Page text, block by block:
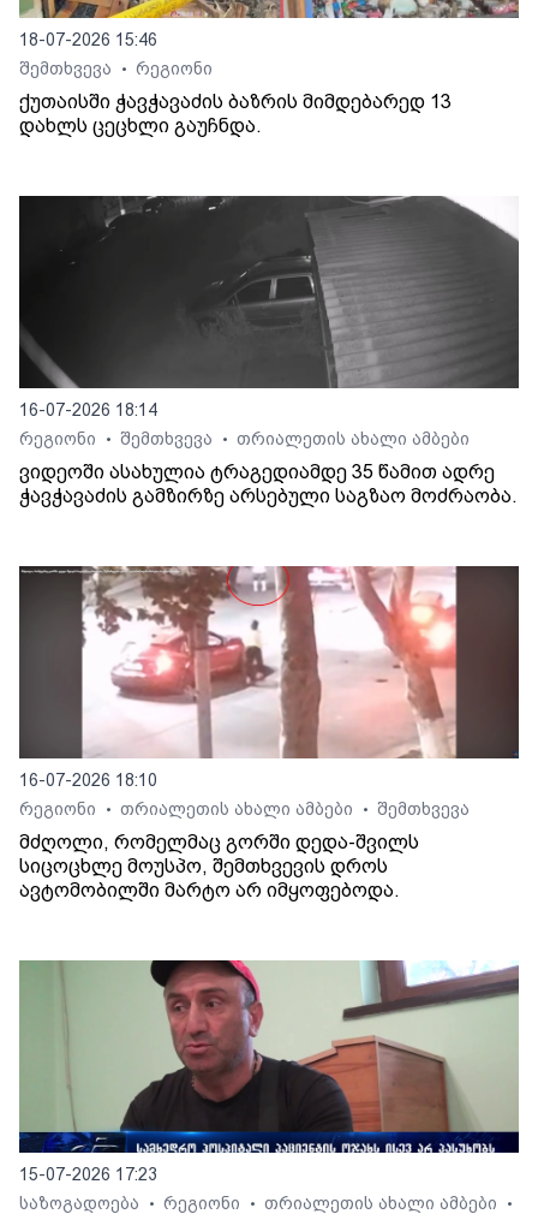
18-07-2026 15:46
შემთხვევა
• რეგიონი
ქუთაისში ჭავჭავაძის ბაზრის მიმდებარედ 13
დახლს ცეცხლი გაუჩნდა.
16-07-2026 18:14
რეგიონი
• შემთხვევა • თრიალეთის ახალი ამბები
ვიდეოში ასახულია ტრაგედიამდე 35 წამით ადრე
ჭავჭავაძის გამზირზე არსებული საგზაო მოძრაობა.
16-07-2026 18:10
რეგიონი
• თრიალეთის ახალი ამბები • შემთხვევა
მძღოლი, რომელმაც გორში დედა-შვილს
სიცოცხლე მოუსპო, შემთხვევის დროს
ავტომობილში მარტო არ იმყოფებოდა.
15-07-2026 17:23
საზოგადოება
• რეგიონი • თრიალეთის ახალი ამბები •